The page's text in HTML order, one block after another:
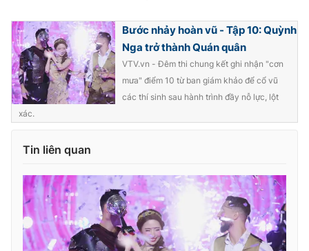
Theo dõi báo trên
Cơ quan chủ quản:
Giấy phép hoạt động báo in và báo điện tử số 483/GP-BTTTT
Tổng Biên tập:
Vũ Thanh Thủy
Phó Tổng Biên tập: Nguyễn Thị Mỹ Hạnh, Phạm Quốc Thắng,
Nguyễn Trọng Ninh
Tổng đài VTV:024.38 355 931 - 024.38 355 932
Bước nhảy hoàn vũ - Tập 10: Quỳnh
Nga trở thành Quán quân
VTV.vn - Đêm thi chung kết ghi nhận "cơn
mưa" điểm 10 từ ban giám khảo để cổ vũ
các thí sinh sau hành trình đầy nỗ lực, lột
xác.
Tin liên quan